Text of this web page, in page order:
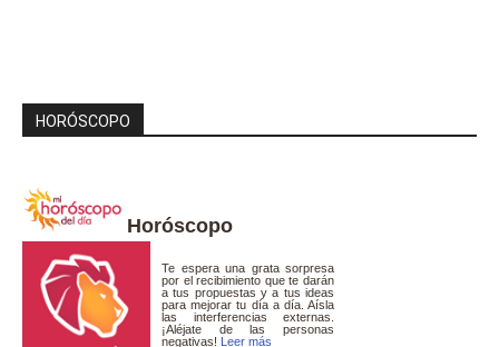
HORÓSCOPO
Horóscopo